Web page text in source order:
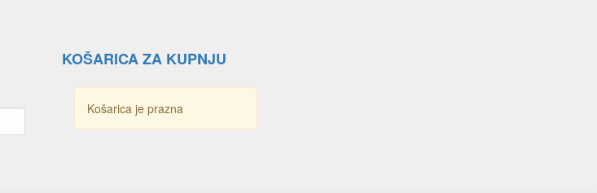
KOŠARICA ZA KUPNJU
Košarica je prazna